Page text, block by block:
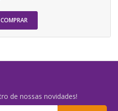
COMPRAR
-5%
de nossas novidades!